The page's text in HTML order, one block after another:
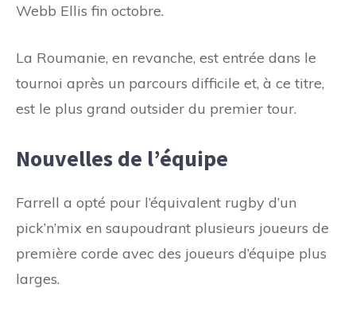
Webb Ellis fin octobre.
La Roumanie, en revanche, est entrée dans le
tournoi après un parcours difficile et, à ce titre,
est le plus grand outsider du premier tour.
Nouvelles de l’équipe
Farrell a opté pour l’équivalent rugby d’un
pick’n’mix en saupoudrant plusieurs joueurs de
première corde avec des joueurs d’équipe plus
larges.